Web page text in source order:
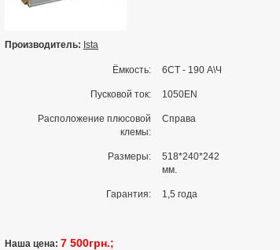
Производитель: Ista
Ёмкость: 6СТ - 190 А\Ч
Пусковой ток: 1050EN
Расположение плюсовой
клемы:
Справа
Размеры:
518*240*242
мм.
Гарантия: 1,5 года
Наша цена: 7 500грн.;